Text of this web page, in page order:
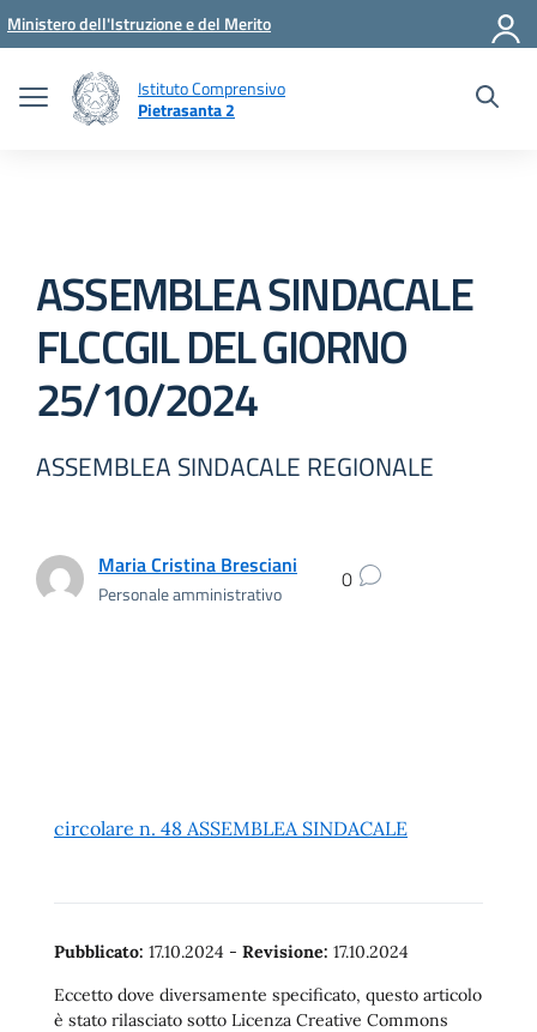
Vai ai contenuti
Vai al menu di navigazione
Vai al footer
Ministero dell'Istruzione e del Merito
Istituto Comprensivo
Pietrasanta 2
ASSEMBLEA SINDACALE
FLCCGIL DEL GIORNO
25/10/2024
ASSEMBLEA SINDACALE REGIONALE
Maria Cristina Bresciani
Personale amministrativo 0
circolare n. 48 ASSEMBLEA SINDACALE
Pubblicato: 17.10.2024 - Revisione: 17.10.2024
Eccetto dove diversamente specificato, questo articolo
è stato rilasciato sotto Licenza Creative Commons